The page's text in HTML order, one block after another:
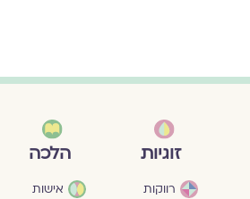
זוגיות
רווקות
הלכה
אישות